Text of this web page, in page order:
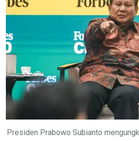
Presiden Prabowo Subianto